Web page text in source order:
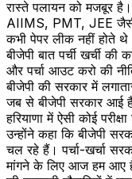
रास्ते पलायन को मजबूर
AIIMS, PMT, JEE जैसी
कभी पेपर लीक नहीं होते
बीजेपी बात पर्ची खर्ची की
और पर्चा आउट करो की
बीजेपी की सरकार में
जब से बीजेपी सरकार
हरियाणा में ऐसी कोई
उन्होंने कहा कि बीजेपी
चल रहे हैं। पर्चा-खर्चा
मांगने के लिए आज हम आए